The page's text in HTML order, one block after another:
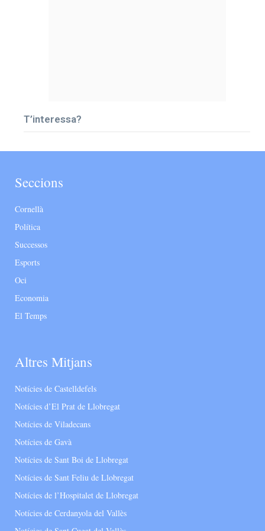
T’interessa?
Seccions
Cornellà
Política
Successos
Esports
Oci
Economia
El Temps
Altres Mitjans
Notícies de Castelldefels
Notícies d’El Prat de Llobregat
Notícies de Viladecans
Notícies de Gavà
Notícies de Sant Boi de Llobregat
Notícies de Sant Feliu de Llobregat
Notícies de l’Hospitalet de Llobregat
Notícies de Cerdanyola del Vallès